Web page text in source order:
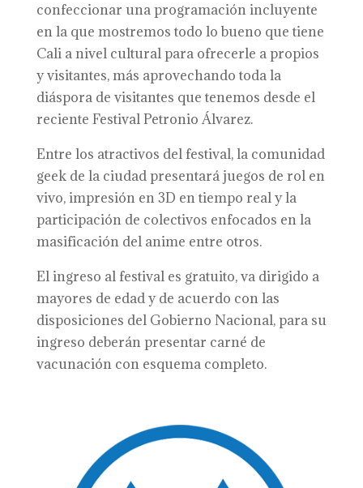
confeccionar una programación incluyente
en la que mostremos todo lo bueno que tiene
Cali a nivel cultural para ofrecerle a propios
y visitantes, más aprovechando toda la
diáspora de visitantes que tenemos desde el
reciente Festival Petronio Álvarez.
Entre los atractivos del festival, la comunidad
geek de la ciudad presentará juegos de rol en
vivo, impresión en 3D en tiempo real y la
participación de colectivos enfocados en la
masificación del anime entre otros.
El ingreso al festival es gratuito, va dirigido a
mayores de edad y de acuerdo con las
disposiciones del Gobierno Nacional, para su
ingreso deberán presentar carné de
vacunación con esquema completo.